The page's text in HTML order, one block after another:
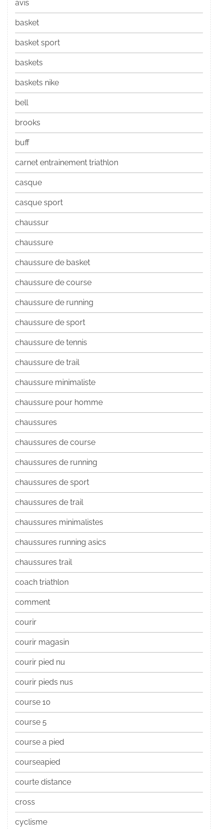
avis
basket
basket sport
baskets
baskets nike
bell
brooks
buff
carnet entrainement triathlon
casque
casque sport
chaussur
chaussure
chaussure de basket
chaussure de course
chaussure de running
chaussure de sport
chaussure de tennis
chaussure de trail
chaussure minimaliste
chaussure pour homme
chaussures
chaussures de course
chaussures de running
chaussures de sport
chaussures de trail
chaussures minimalistes
chaussures running asics
chaussures trail
coach triathlon
comment
courir
courir magasin
courir pied nu
courir pieds nus
course 10
course 5
course a pied
courseapied
courte distance
cross
cyclisme